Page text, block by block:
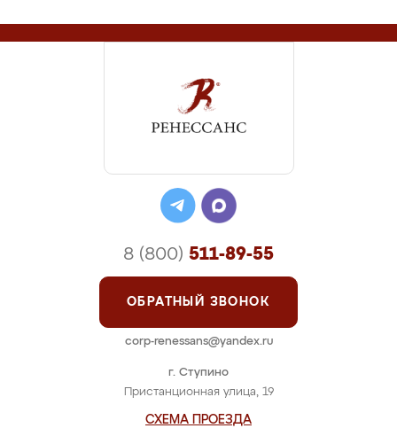
г. Ступино
Пристанционная улица, 19
СХЕМА ПРОЕЗДА
8 (800) 511-89-55
ОБРАТНЫЙ ЗВОНОК
corp-renessans@yandex.ru